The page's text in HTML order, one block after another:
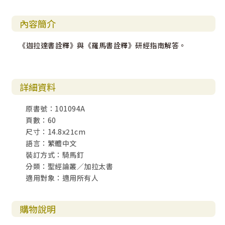
內容簡介
《迦拉達書詮釋》與《羅馬書詮釋》研經指南解答。
詳細資料
原書號：101094A
頁數：60
尺寸：14.8x21cm
語言：繁體中文
裝訂方式：騎馬釘
分類：聖經論叢／加拉太書
適用對象：適用所有人
購物說明